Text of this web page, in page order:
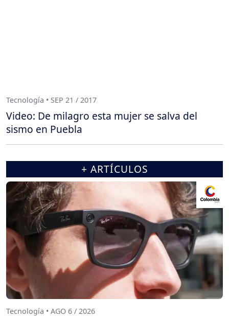
Tecnología • SEP 21 / 2017
Video: De milagro esta mujer se salva del
sismo en Puebla
+ ARTÍCULOS
Tecnología • AGO 6 / 2026